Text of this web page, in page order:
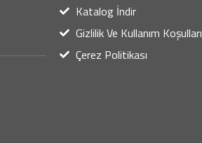
Katalog İndir
Gizlilik Ve Kullanım Koşulları
Çerez Politikası